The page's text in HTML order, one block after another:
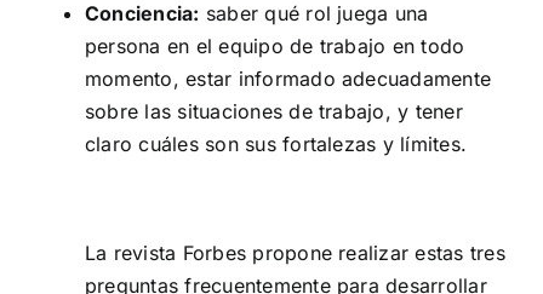
Conciencia: saber qué rol juega una
persona en el equipo de trabajo en todo
momento, estar informado adecuadamente
sobre las situaciones de trabajo, y tener
claro cuáles son sus fortalezas y límites.
La revista Forbes propone realizar estas tres
preguntas frecuentemente para desarrollar